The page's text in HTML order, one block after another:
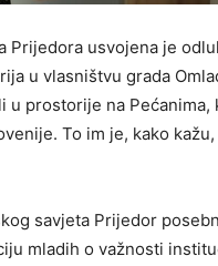
Prijedora usvojena je
u vlasništvu grada
u prostorije na
To im je, kako
savjeta Prijedor
mladih o važnosti